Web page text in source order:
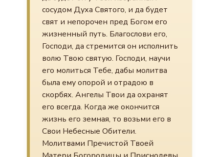
сосудом Духа Святого, и да будет
свят и непорочен пред Богом его
жизненный путь. Благослови его,
Господи, да стремится он исполнить
волю Твою святую. Господи, научи
его молиться Тебе, дабы молитва
была ему опорой и отрадою в
скорбях. Ангелы Твои да охранят
его всегда. Когда же окончится
жизнь его земная, то возьми его в
Свои Небесные Обители.
Молитвами Пречистой Твоей